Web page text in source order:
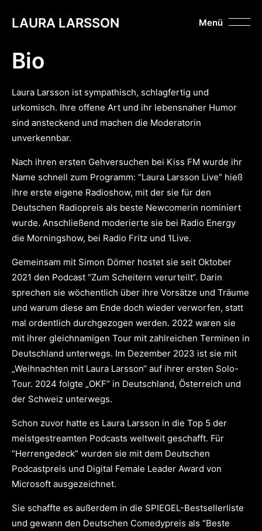
LAURA LARSSON Menü
Bio
Laura Larsson ist sympathisch, schlagfertig und
urkomisch. Ihre offene Art und ihr lebensnaher Humor
sind ansteckend und machen die Moderatorin
unverkennbar.
Nach ihren ersten Gehversuchen bei Kiss FM wurde ihr
Name schnell zum Programm: “Laura Larsson Live” hieß
ihre erste eigene Radioshow, mit der sie für den
Deutschen Radiopreis als beste Newcomerin nominiert
wurde. Anschließend moderierte sie bei Radio Energy
die Morningshow, bei Radio Fritz und 1Live.
Gemeinsam mit Simon Dömer hostet sie seit Oktober
2021 den Podcast “Zum Scheitern verurteilt“. Darin
sprechen sie wöchentlich über ihre Vorsätze und Träume
und warum diese am Ende doch wieder verworfen, statt
mal ordentlich durchgezogen werden. 2022 waren sie
mit ihrer gleichnamigen Tour mit zahlreichen Terminen in
Deutschland unterwegs. Im Dezember 2023 ist sie mit
„Weihnachten mit Laura Larsson“ auf ihrer ersten Solo-
Tour. 2024 folgte „OKF“ in Deutschland, Österreich und
der Schweiz unterwegs.
Schon zuvor hatte es Laura Larsson in die Top 5 der
meistgestreamten Podcasts weltweit geschafft. Für
“Herrengedeck” wurden sie mit dem Deutschen
Podcastpreis und Digital Female Leader Award von
Microsoft ausgezeichnet.
Sie schaffte es außerdem in die SPIEGEL-Bestsellerliste
und gewann den Deutschen Comedypreis als “Beste